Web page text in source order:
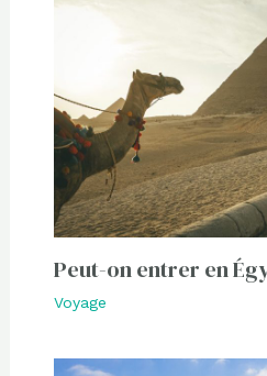
Peut-on entrer en
Voyage